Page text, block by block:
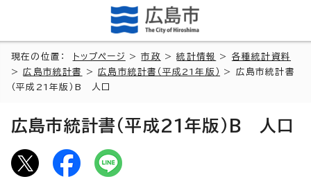
現在の位置： トップページ >市政 >統計情報 > 各種統計資料
>広島市統計書 >広島市統計書（平成21年版）
> 広島市統計書
（平成21年版）B 人口
広島市統計書（平成21年版）B 人口